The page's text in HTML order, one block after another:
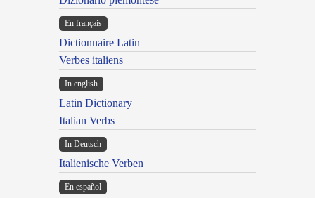
En français
Dictionnaire Latin
Verbes italiens
In english
Latin Dictionary
Italian Verbs
In Deutsch
Italienische Verben
En español